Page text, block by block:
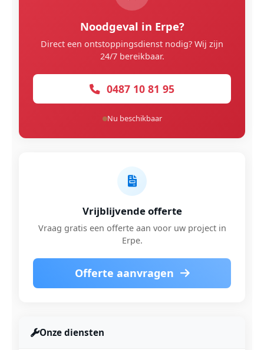
Noodgeval in Erpe?
Direct een ontstoppingsdienst nodig? Wij zijn
24/7 bereikbaar.
0487 10 81 95
Nu beschikbaar
Vrijblijvende offerte
Vraag gratis een offerte aan voor uw project in
Erpe.
Offerte aanvragen
Onze diensten